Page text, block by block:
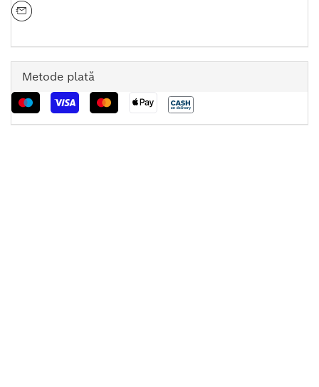
Metode plată